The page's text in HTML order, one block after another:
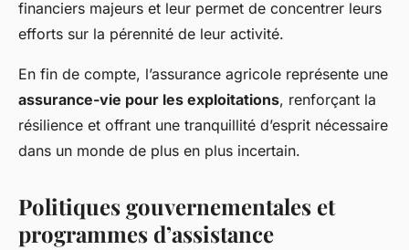
financiers majeurs et leur permet de concentrer leurs
efforts sur la pérennité de leur activité.
En fin de compte, l’assurance agricole représente une
assurance-vie pour les exploitations, renforçant la
résilience et offrant une tranquillité d’esprit nécessaire
dans un monde de plus en plus incertain.
Politiques gouvernementales et
programmes d’assistance